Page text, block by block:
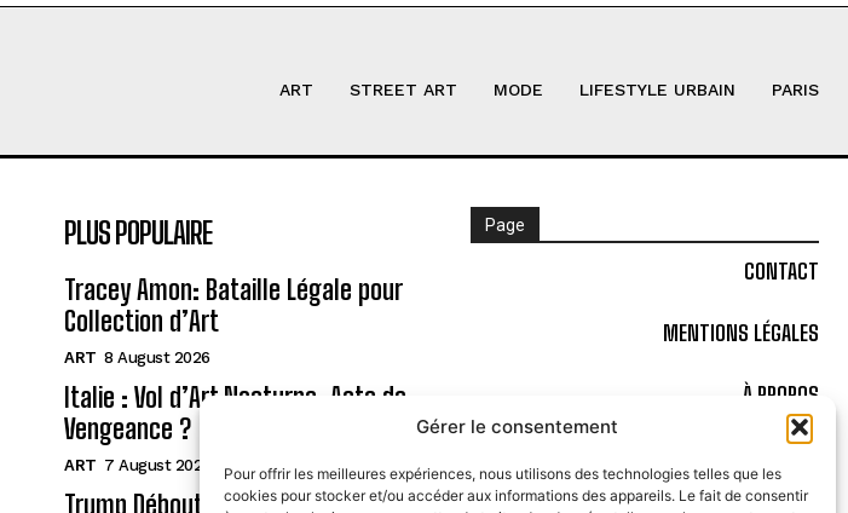
Gérer le consentement
Pour offrir les meilleures expériences, nous utilisons des technologies telles que les
cookies pour stocker et/ou accéder aux informations des appareils. Le fait de consentir
ART STREET ART MODE LIFESTYLE URBAIN PARIS
PLUS POPULAIRE
Tracey Amon: Bataille Légale pour
Collection d’Art
ART 8 August 2026
Italie : Vol d’Art Nocturne, Acte de
Vengeance ?
ART 7 August 2026
Trump Débouté: Salle de Bal à la
Page
CONTACT
MENTIONS LÉGALES
À PROPOS